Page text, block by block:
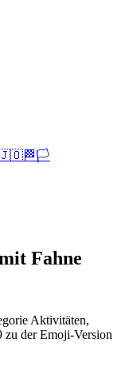
🏁🏳️
Fahne
Aktivitäten,
zu der Emoji-Version